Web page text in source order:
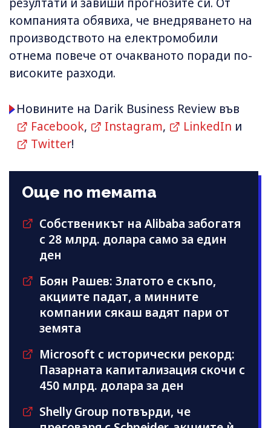
компанията обявиха, че внедряването на
производството на електромобили
отнема повече от очакваното поради по-
високите разходи.
Новините на Darik Business Review във
Facebook, Instagram, LinkedIn и
Twitter!
Още по темата
Собственикът на Alibaba забогатя
с 28 млрд. долара само за един
ден
Боян Рашев: Златото е скъпо,
акциите падат, а минните
компании сякаш вадят пари от
земята
Microsoft с исторически рекорд:
Пазарната капитализация скочи с
450 млрд. долара за ден
Shelly Group потвърди, че